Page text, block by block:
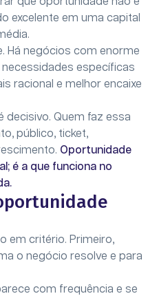
excelente em uma capital
Há negócios com enorme
específicas
racional e melhor encaixe
decisivo. Quem faz essa
público, ticket,
Oportunidade
é a que funciona no
em critério. Primeiro,
o negócio resolve e para
com frequência e se